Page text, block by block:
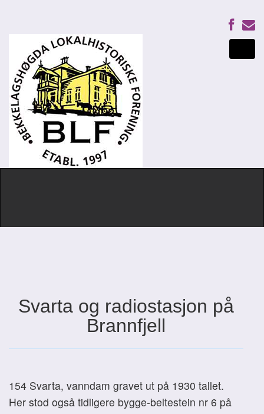
Svarta og radiostasjon på
Brannfjell
154 Svarta, vanndam gravet ut på 1930 tallet.
Her stod også tidligere bygge-beltestein nr 6 på